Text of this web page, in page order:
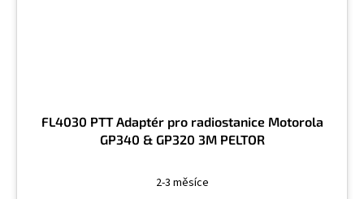
FL4030 PTT Adaptér pro radiostanice Motorola
GP340 & GP320 3M PELTOR
2-3 měsíce